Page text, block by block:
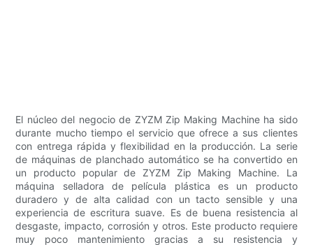
El núcleo del negocio de ZYZM Zip Making Machine ha sido
durante mucho tiempo el servicio que ofrece a sus clientes
con entrega rápida y flexibilidad en la producción. La serie
de máquinas de planchado automático se ha convertido en
un producto popular de ZYZM Zip Making Machine. La
máquina selladora de película plástica es un producto
duradero y de alta calidad con un tacto sensible y una
experiencia de escritura suave. Es de buena resistencia al
desgaste, impacto, corrosión y otros. Este producto requiere
muy poco mantenimiento gracias a su resistencia y